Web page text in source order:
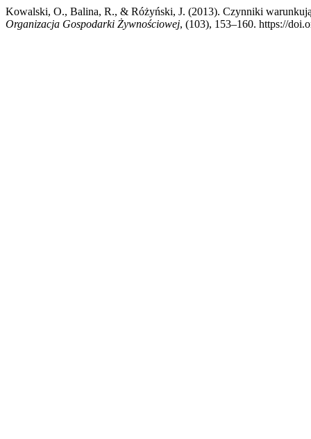
Kowalski, O., Balina, R., & Różyński, J. (2013). Czynniki
Organizacja Gospodarki Żywnościowej, (103), 153–160. https://